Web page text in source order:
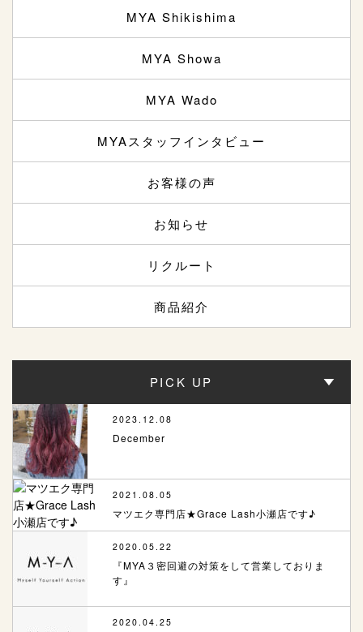
MYA Shikishima
MYA Showa
MYA Wado
MYAスタッフインタビュー
お客様の声
お知らせ
リクルート
商品紹介
PICK UP
2023.12.08
December
2021.08.05
マツエク専門店★Grace Lash小瀬店です♪
2020.05.22
『MYA３密回避の対策をして営業しておりま
す』
2020.04.25